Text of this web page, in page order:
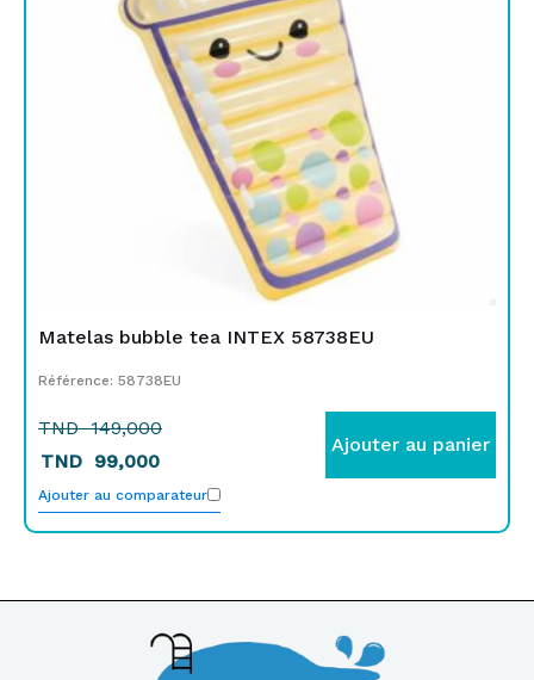
Matelas bubble tea INTEX 58738EU
Référence: 58738EU
TND149,000
149,000.
TND 99,000
99,000.
Ajouter au panier
Ajouter au comparateur